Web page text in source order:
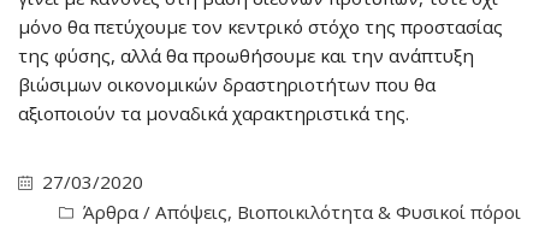
μόνο θα πετύχουμε τον κεντρικό στόχο της προστασίας
της φύσης, αλλά θα προωθήσουμε και την ανάπτυξη
βιώσιμων οικονομικών δραστηριοτήτων που θα
αξιοποιούν τα μοναδικά χαρακτηριστικά της.
27/03/2020
Άρθρα / Απόψεις, Βιοποικιλότητα & Φυσικοί πόροι